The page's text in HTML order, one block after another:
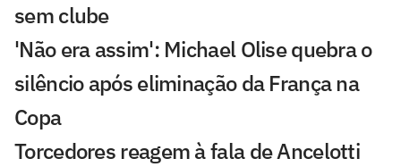
sem clube
'Não era assim': Michael Olise quebra o
silêncio após eliminação da França na
Copa
Torcedores reagem à fala de Ancelotti